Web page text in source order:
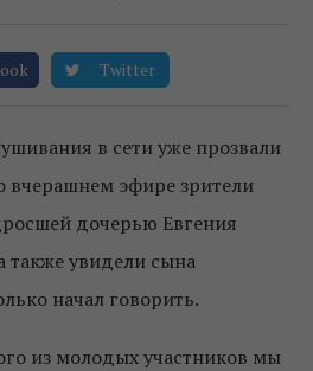
Twitter
в сети уже прозвали
вчерашнем эфире зрители
дочерью Евгения
также увидели сына
начал говорить.
из молодых участников мы